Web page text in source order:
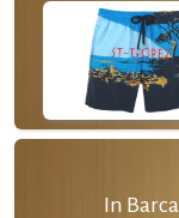
In Barca